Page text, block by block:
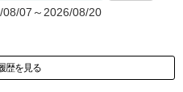
07～2026/08/20
歴を見る